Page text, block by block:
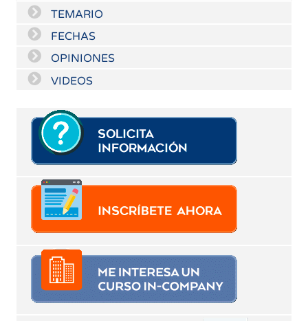
TEMARIO
FECHAS
OPINIONES
VIDEOS